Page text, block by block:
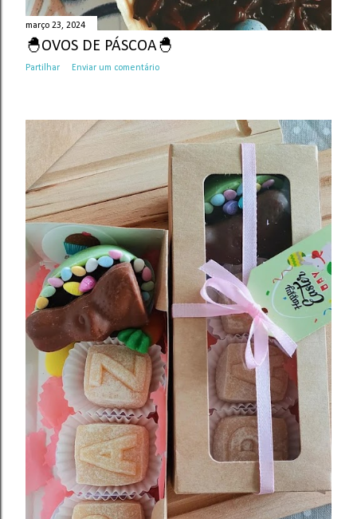
março 23, 2024
🐣OVOS DE PÁSCOA🐣
Partilhar Enviar um comentário